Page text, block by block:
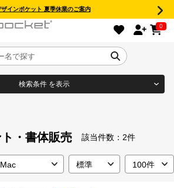
ザインポケット 夏季休業のご案内
0
検索条件 を表示
・書体販売 該当件数： 2件